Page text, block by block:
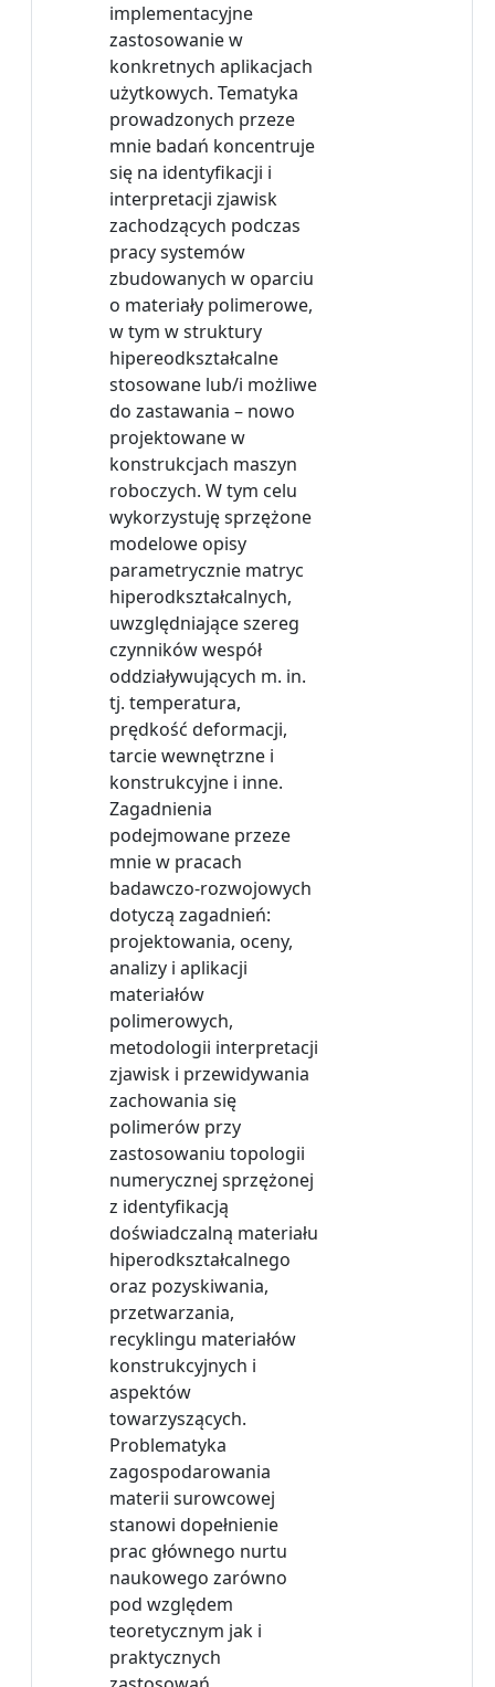
implementacyjne
zastosowanie w
konkretnych aplikacjach
użytkowych. Tematyka
prowadzonych przeze
mnie badań koncentruje
się na identyfikacji i
interpretacji zjawisk
zachodzących podczas
pracy systemów
zbudowanych w oparciu
o materiały polimerowe,
w tym w struktury
hipereodkształcalne
stosowane lub/i możliwe
do zastawania – nowo
projektowane w
konstrukcjach maszyn
roboczych. W tym celu
wykorzystuję sprzężone
modelowe opisy
parametrycznie matryc
hiperodkształcalnych,
uwzględniające szereg
czynników wespół
oddziaływujących m. in.
tj. temperatura,
prędkość deformacji,
tarcie wewnętrzne i
konstrukcyjne i inne.
Zagadnienia
podejmowane przeze
mnie w pracach
badawczo-rozwojowych
dotyczą zagadnień:
projektowania, oceny,
analizy i aplikacji
materiałów
polimerowych,
metodologii interpretacji
zjawisk i przewidywania
zachowania się
polimerów przy
zastosowaniu topologii
numerycznej sprzężonej
z identyfikacją
doświadczalną materiału
hiperodkształcalnego
oraz pozyskiwania,
przetwarzania,
recyklingu materiałów
konstrukcyjnych i
aspektów
towarzyszących.
Problematyka
zagospodarowania
materii surowcowej
stanowi dopełnienie
prac głównego nurtu
naukowego zarówno
pod względem
teoretycznym jak i
praktycznych